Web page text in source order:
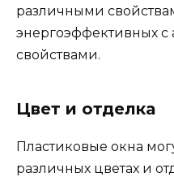
различными
энергоэффективных
свойствами.
Цвет и отделка
Пластиковые окна
различных цветах и